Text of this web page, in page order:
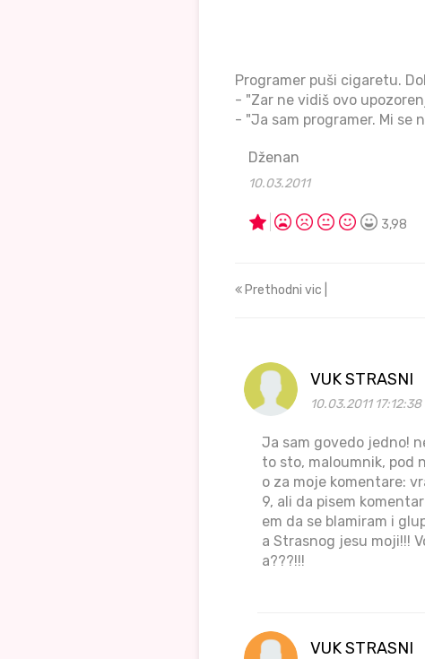
Programer puši cigaretu.
- "Zar ne vidiš ovo
- "Ja sam programer. Mi se
Dženan
10.03.2011
3,98
Prethodni vic |
VUK STRASNI
10.03.2011 17:12:38
Ja sam govedo jedno!
to sto, maloumnik, pod
o za moje komentare:
9, ali da pisem
em da se blamiram i
a Strasnog jesu moji!!!
a???!!!
VUK STRASNI